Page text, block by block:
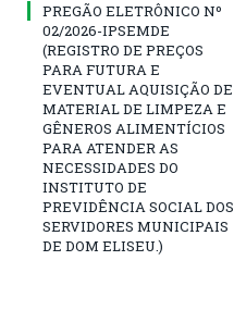
PREGÃO ELETRÔNICO Nº
02/2026-IPSEMDE
(REGISTRO DE PREÇOS
PARA FUTURA E
EVENTUAL AQUISIÇÃO DE
MATERIAL DE LIMPEZA E
GÊNEROS ALIMENTÍCIOS
PARA ATENDER AS
NECESSIDADES DO
INSTITUTO DE
PREVIDÊNCIA SOCIAL DOS
SERVIDORES MUNICIPAIS
DE DOM ELISEU.)